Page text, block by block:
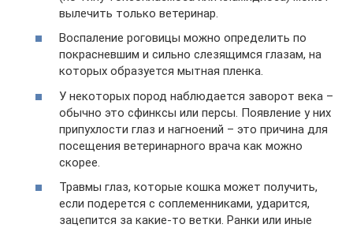
вылечить только ветеринар.
Воспаление роговицы можно определить по
покрасневшим и сильно слезящимся глазам, на
которых образуется мытная пленка.
У некоторых пород наблюдается заворот века –
обычно это сфинксы или персы. Появление у них
припухлости глаз и нагноений – это причина для
посещения ветеринарного врача как можно
скорее.
Травмы глаз, которые кошка может получить,
если подерется с соплеменниками, ударится,
зацепится за какие-то ветки. Ранки или иные